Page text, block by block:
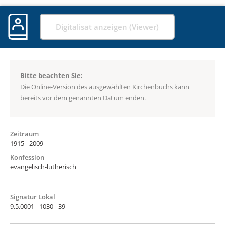
Digitalisat anzeigen (Viewer)
Bitte beachten Sie:
Die Online-Version des ausgewählten Kirchenbuchs kann
bereits vor dem genannten Datum enden.
Zeitraum
1915 - 2009
Konfession
evangelisch-lutherisch
Signatur Lokal
9.5.0001 - 1030 - 39